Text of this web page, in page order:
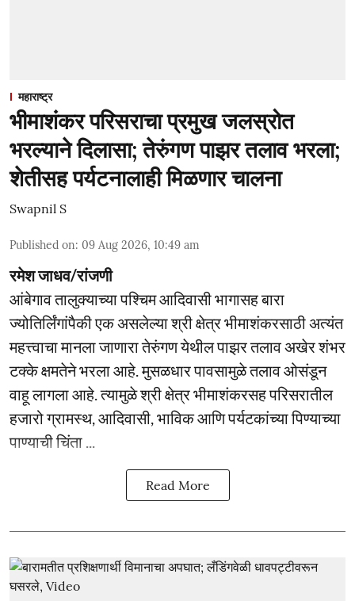
महाराष्ट्र
भीमाशंकर परिसराचा प्रमुख जलस्रोत
भरल्याने दिलासा; तेरुंगण पाझर तलाव भरला;
शेतीसह पर्यटनालाही मिळणार चालना
Swapnil S
Published on: 09 Aug 2026, 10:49 am
रमेश जाधव/रांजणी
आंबेगाव तालुक्याच्या पश्चिम आदिवासी भागासह बारा
ज्योतिर्लिंगांपैकी एक असलेल्या श्री क्षेत्र भीमाशंकरसाठी अत्यंत
महत्त्वाचा मानला जाणारा तेरुंगण येथील पाझर तलाव अखेर शंभर
टक्के क्षमतेने भरला आहे. मुसळधार पावसामुळे तलाव ओसंडून
वाहू लागला आहे. त्यामुळे श्री क्षेत्र भीमाशंकरसह परिसरातील
हजारो ग्रामस्थ, आदिवासी, भाविक आणि पर्यटकांच्या पिण्याच्या
पाण्याची चिंता ...
Read More